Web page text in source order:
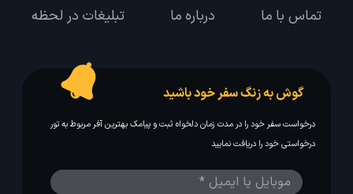
تماس با ما درباره ما تبلیغات در لحظه
گوش به زنگ سفر خود باشید
درخواست سفر خود را در مدت زمان دلخواه ثبت و پیامک بهترین آفر مربوط به تور
درخواستی خود را دریافت نمایید